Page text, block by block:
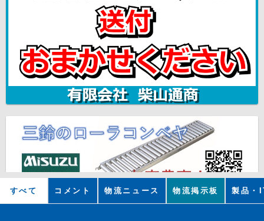
すべて コメント 物流ニュース 物流掲示板 製品・